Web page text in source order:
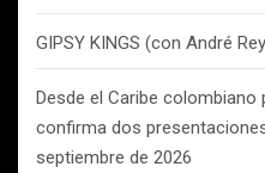
GIPSY KINGS (con André
Desde el Caribe colombiano
confirma dos
septiembre de 2026